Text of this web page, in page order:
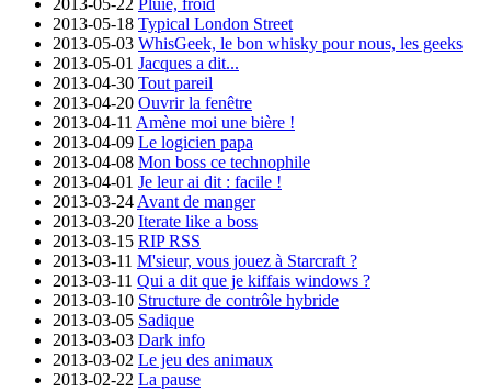
2013-05-18 Typical London Street
2013-05-03 WhisGeek, le bon whisky pour nous, les geeks
2013-05-01 Jacques a dit...
2013-04-30 Tout pareil
2013-04-20 Ouvrir la fenêtre
2013-04-11 Amène moi une bière !
2013-04-09 Le logicien papa
2013-04-08 Mon boss ce technophile
2013-04-01 Je leur ai dit : facile !
2013-03-24 Avant de manger
2013-03-20 Iterate like a boss
2013-03-15 RIP RSS
2013-03-11 M'sieur, vous jouez à Starcraft ?
2013-03-11 Qui a dit que je kiffais windows ?
2013-03-10 Structure de contrôle hybride
2013-03-05 Sadique
2013-03-03 Dark info
2013-03-02 Le jeu des animaux
2013-02-22 La pause